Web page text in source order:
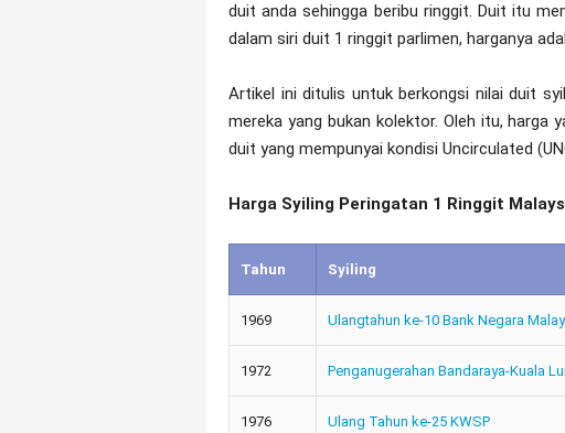
duit anda sehingga beribu ringgit. Duit itu
dalam siri duit 1 ringgit parlimen, harganya
Artikel ini ditulis untuk berkongsi nilai duit
mereka yang bukan kolektor. Oleh itu, harga
duit yang mempunyai kondisi Uncirculated
Harga Syiling Peringatan 1 Ringgit
Tahun Syiling
1969 Ulangtahun ke-10 Bank Negara
1972 Penganugerahan Bandaraya-Kuala
1976 Ulang Tahun ke-25 KWSP